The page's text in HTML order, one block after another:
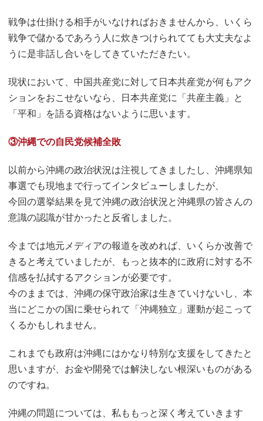
戦争は仕掛ける相手がいなければおきませんから、いくら
戦争で儲かるであろう人に炊きつけられてても大丈夫なよ
うに是非話し合いをしてきていただきたい。
現状において、中国共産党に対して日本共産党が何もアク
ションをおこせないなら、日本共産党に「共産主義」と
「平和」を語る資格はないように思います。
③沖縄での自民党候補全敗
以前から沖縄の政治状況は注視してきましたし、沖縄県知
事選でも現地まで行ってインタビューしましたが、
今回の選挙結果を見て沖縄の政治状況と沖縄県の皆さんの
意識の認識が甘かったと反省しました。
今までは地元メディアの報道を改めれば、いくらか改善で
きると考えていましたが、もっと抜本的に政府に対する不
信感を払拭するアクションが必要です。
今のままでは、沖縄の保守政治家は生きていけないし、本
当にどこかの国に乗せられて「沖縄独立」運動が起こって
くるかもしれません。
これまでも政府は沖縄にはかなり特別な支援をしてきたと
思いますが、お金や開発では解決しない根深いものがある
のですね。
沖縄の問題については、私ももっと深く考えていきます